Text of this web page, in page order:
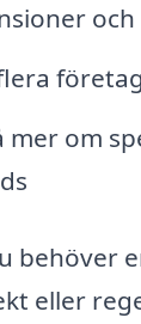
mer om
behöver
eller